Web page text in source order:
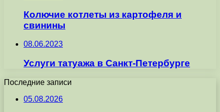
Колючие котлеты из картофеля и
свинины
08.06.2023
Услуги татуажа в Санкт-Петербурге
Последние записи
05.08.2026